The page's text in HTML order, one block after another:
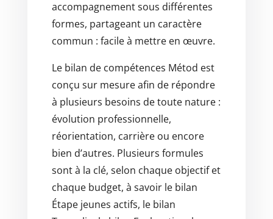
accompagnement sous différentes
formes, partageant un caractère
commun : facile à mettre en œuvre.
Le bilan de compétences Métod est
conçu sur mesure afin de répondre
à plusieurs besoins de toute nature :
évolution professionnelle,
réorientation, carrière ou encore
bien d’autres. Plusieurs formules
sont à la clé, selon chaque objectif et
chaque budget, à savoir le bilan
Étape jeunes actifs, le bilan